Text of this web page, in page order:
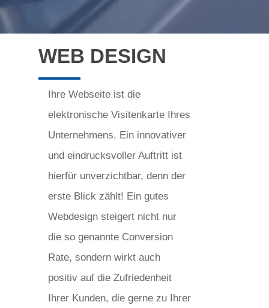
WEB DESIGN
Ihre Webseite ist die
elektronische Visitenkarte Ihres
Unternehmens. Ein innovativer
und eindrucksvoller Auftritt ist
hierfür unverzichtbar, denn der
erste Blick zählt! Ein gutes
Webdesign steigert nicht nur
die so genannte Conversion
Rate, sondern wirkt auch
positiv auf die Zufriedenheit
Ihrer Kunden, die gerne zu Ihrer